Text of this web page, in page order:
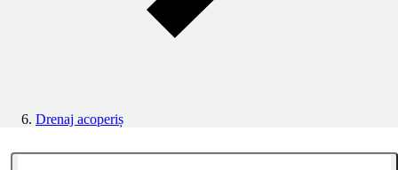
Drenaj acoperiș